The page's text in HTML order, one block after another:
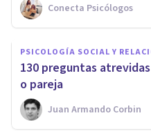
Conecta Psicólogos
PSICOLOGÍA SOCIAL Y
130 preguntas
o pareja
Juan Armando Corbin
PAREJA
Las preguntas
superar los
pareja
Javier Ares Arranz